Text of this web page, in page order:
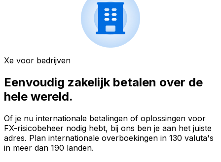
Xe voor bedrijven
Eenvoudig zakelijk betalen over de
hele wereld.
Of je nu internationale betalingen of oplossingen voor
FX-risicobeheer nodig hebt, bij ons ben je aan het juiste
adres. Plan internationale overboekingen in 130 valuta's
in meer dan 190 landen.